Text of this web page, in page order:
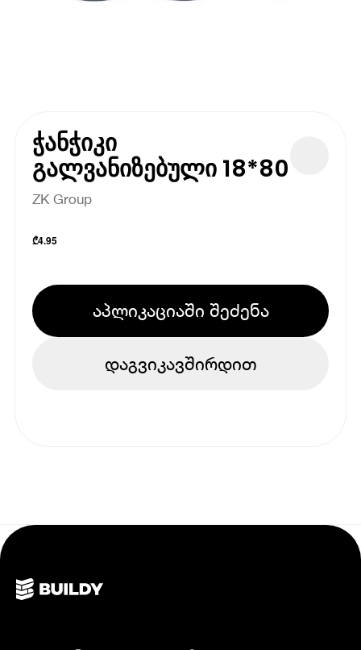
ჭანჭიკი
გალვანიზებული 18*80
ZK Group
₾4.95
აპლიკაციაში შეძენა
დაგვიკავშირდით